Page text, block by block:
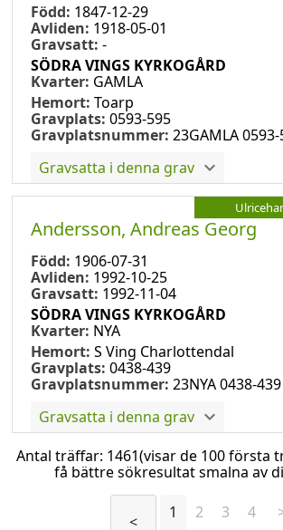
Född: 1847-12-29
Avliden: 1918-05-01
Gravsatt: -
SÖDRA VINGS KYRKOGÅRD
Kvarter: GAMLA
Hemort: Toarp
Gravplats: 0593-595
Gravplatsnummer: 23GAMLA
Gravsatta i denna grav
Andersson, Andreas Georg
Född: 1906-07-31
Avliden: 1992-10-25
Gravsatt: 1992-11-04
SÖDRA VINGS KYRKOGÅRD
Kvarter: NYA
Hemort: S Ving Charlottendal
Gravplats: 0438-439
Gravplatsnummer: 23NYA 0438-439
Gravsatta i denna grav
Antal träffar: 1461(visar de 100 första
få bättre sökresultat smalna av
< 1 2 3 4